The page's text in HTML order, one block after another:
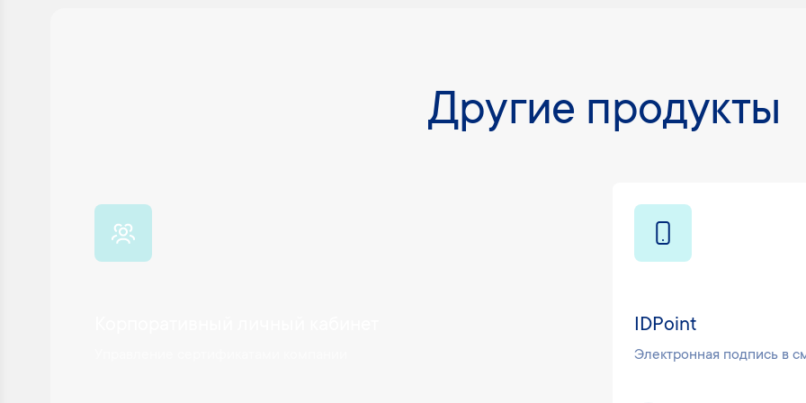
Другие продукты
IDPoint
Электронная подпись в